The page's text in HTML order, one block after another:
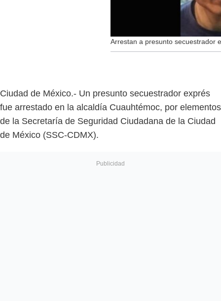
Arrestan a presunto secuestrador
Ciudad de México.- Un presunto secuestrador exprés
fue arrestado en la alcaldía Cuauhtémoc, por elementos
de la Secretaría de Seguridad Ciudadana de la Ciudad
de México (SSC-CDMX).